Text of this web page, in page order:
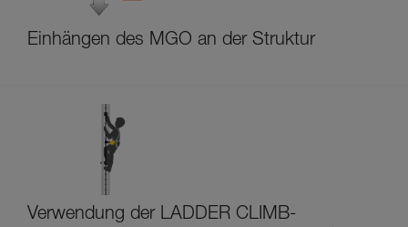
Einhängen des MGO an der Struktur
Verwendung der LADDER CLIMB-